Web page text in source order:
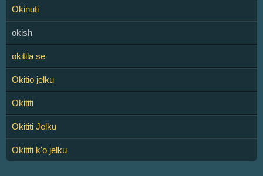
Okinuti
okish
okitila se
Okitio jelku
Okititi
Okititi Jelku
Okititi k'o jelku